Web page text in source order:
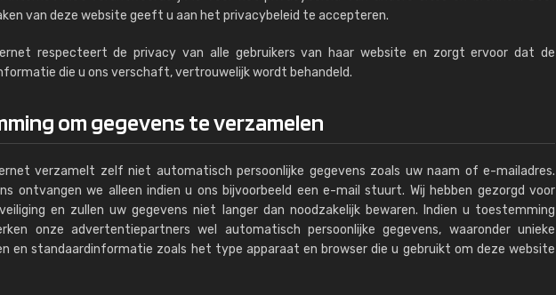
van deze website geeft u aan het privacybeleid te accepteren.
respecteert de privacy van alle gebruikers van haar website en zorgt ervoor dat de
die u ons verschaft, vertrouwelijk wordt behandeld.
om gegevens te verzamelen
verzamelt zelf niet automatisch persoonlijke gegevens zoals uw naam of e-mailadres.
ontvangen we alleen indien u ons bijvoorbeeld een e-mail stuurt. Wij hebben gezorgd voor
en zullen uw gegevens niet langer dan noodzakelijk bewaren. Indien u toestemming
onze advertentiepartners wel automatisch persoonlijke gegevens, waaronder unieke
en standaardinformatie zoals het type apparaat en browser die u gebruikt om deze website
RAL K7 op waterbasis
216 RAL Classic-kleuren